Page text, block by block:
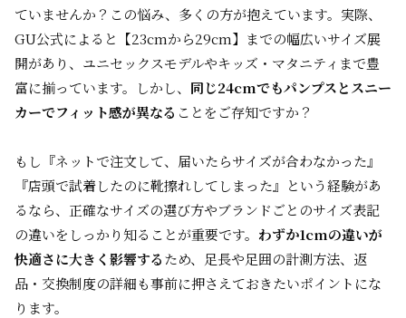
ていませんか？この悩み、多くの方が抱えています。実際、
GU公式によると【23cmから29cm】までの幅広いサイズ展
開があり、ユニセックスモデルやキッズ・マタニティまで豊
富に揃っています。しかし、 同じ24cmでもパンプスとスニー
カーでフィット感が異なる ことをご存知ですか？
もし『ネットで注文して、届いたらサイズが合わなかった』
『店頭で試着したのに靴擦れしてしまった』という経験があ
るなら、正確なサイズの選び方やブランドごとのサイズ表記
の違いをしっかり知ることが重要です。 わずか1cmの違いが
快適さに大きく影響するため、足長や足囲の計測方法、返
品・交換制度の詳細も事前に押さえておきたいポイントにな
ります。